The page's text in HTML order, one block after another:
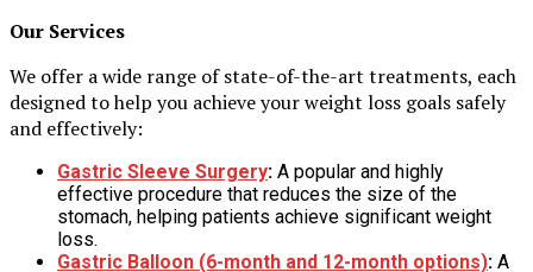
Our Services
We offer a wide range of state-of-the-art treatments, each
designed to help you achieve your weight loss goals safely
and effectively:
Gastric Sleeve Surgery: A popular and highly
effective procedure that reduces the size of the
stomach, helping patients achieve significant weight
loss.
Gastric Balloon (6-month and 12-month options): A